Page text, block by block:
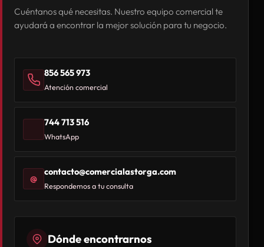
Cuéntanos qué necesitas. Nuestro equipo comercial te
ayudará a encontrar la mejor solución para tu negocio.
856 565 973
Atención comercial
744 713 516
WhatsApp
@
contacto@comercialastorga.com
Respondemos a tu consulta
Dónde encontrarnos